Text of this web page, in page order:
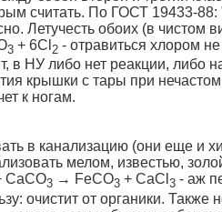
считать. По ГОСТ 19433-
Летучесть обоих (в чистом
3+ 6Cl 2- отравиться хлором
в НУ либо нет реакции, либо
крышки с тары при
к ногам.
в канализацию (они еще и
мелом, известью,
CaCO3→ FeCO3+ CaCl 3- аж
очистит от органики.